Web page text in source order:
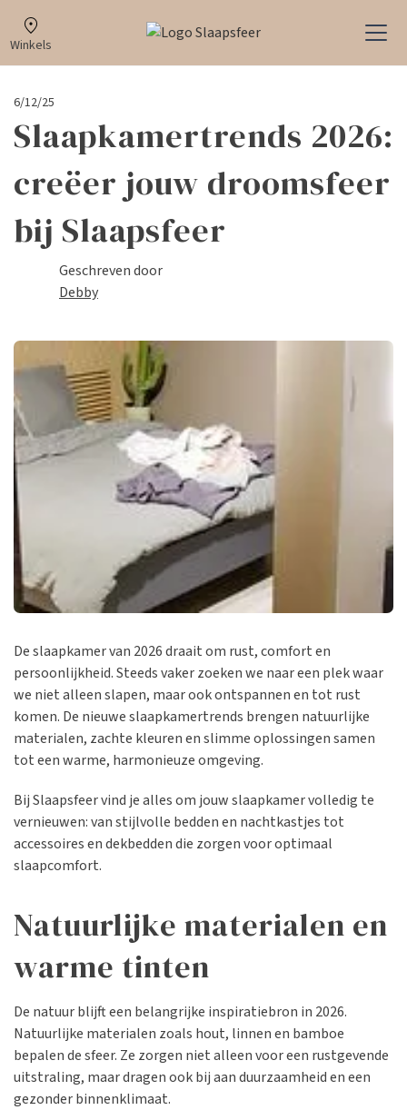
Winkels
6/12/25
Slaapkamertrends 2026:
creëer jouw droomsfeer
bij Slaapsfeer
Geschreven door
Debby
De slaapkamer van 2026 draait om rust, comfort en
persoonlijkheid. Steeds vaker zoeken we naar een plek waar
we niet alleen slapen, maar ook ontspannen en tot rust
komen. De nieuwe slaapkamertrends brengen natuurlijke
materialen, zachte kleuren en slimme oplossingen samen
tot een warme, harmonieuze omgeving.
Bij Slaapsfeer vind je alles om jouw slaapkamer volledig te
vernieuwen: van stijlvolle bedden en nachtkastjes tot
accessoires en dekbedden die zorgen voor optimaal
slaapcomfort.
Natuurlijke materialen en
warme tinten
De natuur blijft een belangrijke inspiratiebron in 2026.
Natuurlijke materialen zoals hout, linnen en bamboe
bepalen de sfeer. Ze zorgen niet alleen voor een rustgevende
uitstraling, maar dragen ook bij aan duurzaamheid en een
gezonder binnenklimaat.